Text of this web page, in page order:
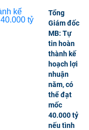
Tổng
Giám đốc
MB: Tự
tin hoàn
thành kế
hoạch lợi
nhuận
năm, có
thể đạt
mốc
40.000 tỷ
nếu tình